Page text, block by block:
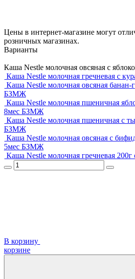
Цены в интернет-магазине могут
розничных магазинах.
Варианты
Каша Nestle молочная овсяная с
Каша Nestle молочная гречневая с
Каша Nestle молочная овсяная банан-
БЗМЖ
Каша Nestle молочная пшеничная
8мес БЗМЖ
Каша Nestle молочная пшеничная с
БЗМЖ
Каша Nestle молочная овсяная с
5мес БЗМЖ
Каша Nestle молочная гречневая
В корзину
корзинe